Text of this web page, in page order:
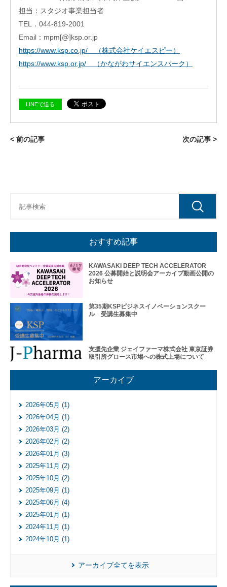
業
担当：スタジオ事業担当者
TEL．044-819-2001
Email：mpm[@]ksp.or.jp
https://www.ksp.co.jp/ （株式会社ケイエスピー）
https://www.ksp.or.jp/ （かながわサイエンスパーク）
LINEで送る
< 前の記事 次の記事 >
おすすめ記事
KAWASAKI DEEP TECH ACCELERATOR
2026 公募開始と説明会アーカイブ動画公開の
お知らせ
第35期KSPビジネスイノベーションスクー
ル 受講生募集中
支援先企業 ジェイファーマ株式会社 東京証券
取引所グロース市場への株式上場について
アーカイブ
2026年05月 (1)
2026年04月 (1)
2026年03月 (2)
2026年02月 (2)
2026年01月 (3)
2025年11月 (2)
2025年10月 (2)
2025年09月 (1)
2025年06月 (4)
2025年01月 (1)
2024年11月 (1)
2024年10月 (1)
アーカイブ全てを表示